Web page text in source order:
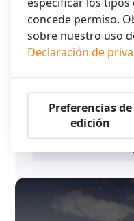
Visite festivales
Visite festivales en el
a Ámsterdam para asistir
Bos, como el …
concede permiso.
sobre nuestro uso
Declaración de
Preferencias de
edición